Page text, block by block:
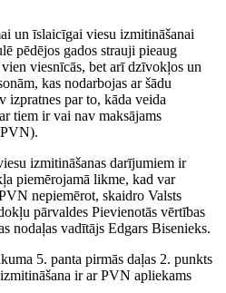
pēdējos gados strauji pieaug
viesnīcās, bet arī dzīvokļos un
kas nodarbojas ar šādu
izpratnes par to, kāda veida
tiem ir vai nav maksājams
izmitināšanas darījumiem ir
piemērojamā likme, kad var
nepiemērot, skaidro Valsts
pārvaldes Pievienotās vērtības
nodaļas vadītājs Edgars Bisenieks.
5. panta pirmās daļas 2. punkts
ir ar PVN apliekams